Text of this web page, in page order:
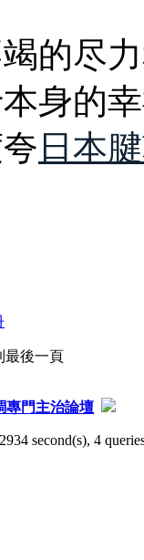
的尽
身的
日本
最後一頁
專門主治論壇
second(s), 4